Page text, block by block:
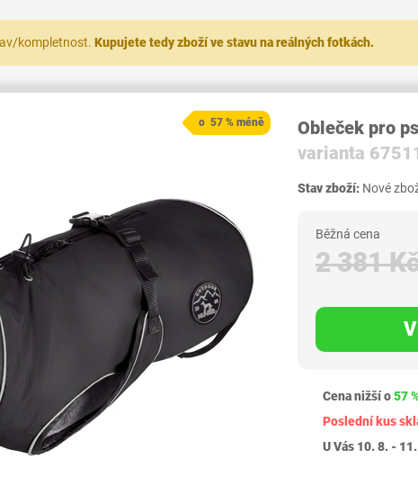
kompletnost. Kupujete tedy zboží ve stavu na reálných fotkách.
o 57 % méně
Obleček pro
varianta
Stav zboží: Nové
Běžná cena
2 381
Cena nižší o57
Poslední kus
U Vás 10. 8. -